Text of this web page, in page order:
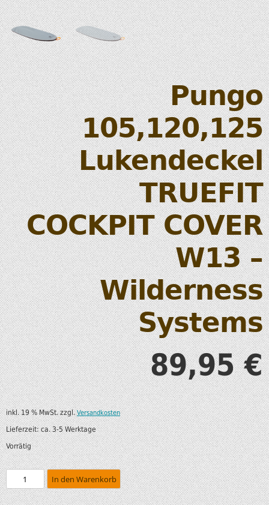
Pungo
105,120,125
Lukendeckel
TRUEFIT
COCKPIT COVER
W13 –
Wilderness
Systems
89,95€
inkl. 19 % MwSt. zzgl.Versandkosten
Lieferzeit:ca. 3-5 Werktage
Vorrätig
In den Warenkorb